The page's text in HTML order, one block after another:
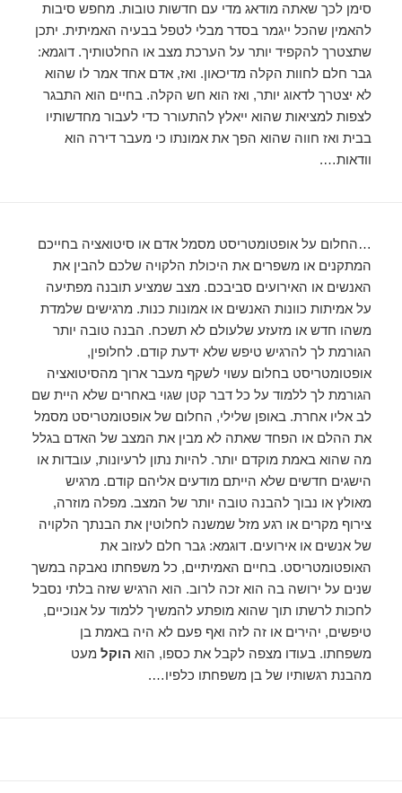
סימן לכך שאתה מודאג מדי עם חדשות טובות. מחפש סיבות
להאמין שהכל ייגמר בסדר מבלי לטפל בבעיה האמיתית. יתכן
שתצטרך להקפיד יותר על הערכת מצב או החלטותיך. דוגמא:
גבר חלם לחוות הקלה מדיכאון. ואז, אדם אחד אמר לו שהוא
לא יצטרך לדאוג יותר, ואז הוא חש הקלה. בחיים הוא התבגר
לצפות למציאות שהוא ייאלץ להתעורר כדי לעבור מחדשותיו
בבית ואז חווה שהוא הפך את אמונתו כי מעבר דירה הוא
וודאות….
…החלום על אופטומטריסט מסמל אדם או סיטואציה בחייכם
המתקנים או משפרים את היכולת הלקויה שלכם להבין את
האנשים או האירועים סביבכם. מצב שמציע תובנה מפתיעה
על אמיתות כוונות האנשים או אמונות כנות. מרגישים שלמדת
משהו חדש או מזעזע שלעולם לא תשכח. הבנה טובה יותר
הגורמת לך להרגיש טיפש שלא ידעת קודם. לחלופין,
אופטומטריסט בחלום עשוי לשקף מעבר ארוך מהסיטואציה
הגורמת לך ללמוד על כל דבר קטן שגוי באחרים שלא היית שם
לב אליו אחרת. באופן שלילי, החלום של אופטומטריסט מסמל
את ההלם או הפחד שאתה לא מבין את המצב של האדם בגלל
מה שהוא באמת מוקדם יותר. להיות נתון לרעיונות, עובדות או
הישגים חדשים שלא הייתם מודעים אליהם קודם. מרגיש
מאולץ או נבוך להבנה טובה יותר של המצב. מפלה מוזרה,
צירוף מקרים או רגע מזל שמשנה לחלוטין את הבנתך הלקויה
של אנשים או אירועים. דוגמא: גבר חלם לעזוב את
האופטומטריסט. בחיים האמיתיים, כל משפחתו נאבקה במשך
שנים על ירושה בה הוא זכה לרוב. הוא הרגיש שזה בלתי נסבל
לחכות לרשתו תוך שהוא מופתע להמשיך ללמוד על אנוכיים,
טיפשים, יהירים או זה לזה ואף פעם לא היה באמת בן
משפחתו. בעודו מצפה לקבל את כספו, הוא הוקל מעט
מהבנת רגשותיו של בן משפחתו כלפיו….